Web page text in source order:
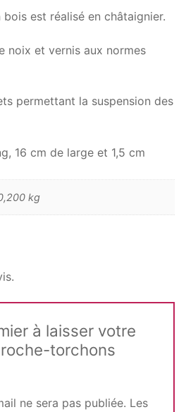
est réalisé en châtaignier.
noix et vernis aux normes
permettant la suspension des
16 cm de large et 1,5 cm
kg
à laisser votre
torchons
ne sera pas publiée. Les